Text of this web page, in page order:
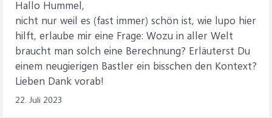
Hallo Hummel,
nicht nur weil es (fast immer) schön ist, wie lupo hier
hilft, erlaube mir eine Frage: Wozu in aller Welt
braucht man solch eine Berechnung? Erläuterst Du
einem neugierigen Bastler ein bisschen den Kontext?
Lieben Dank vorab!
22. Juli 2023